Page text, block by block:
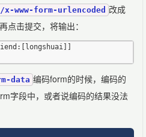
www-form-urlencoded 改成
点击提交，将输出：
data 编码form的时候，编码的
字段中，或者说编码的结果没法